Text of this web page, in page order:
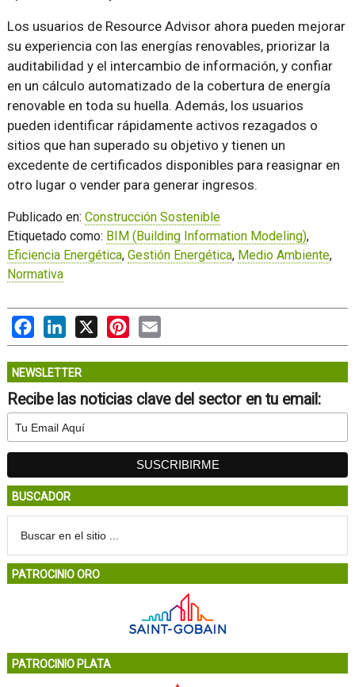
Los usuarios de Resource Advisor ahora pueden mejorar
su experiencia con las energías renovables, priorizar la
auditabilidad y el intercambio de información, y confiar
en un cálculo automatizado de la cobertura de energía
renovable en toda su huella. Además, los usuarios
pueden identificar rápidamente activos rezagados o
sitios que han superado su objetivo y tienen un
excedente de certificados disponibles para reasignar en
otro lugar o vender para generar ingresos.
Publicado en: Construcción Sostenible
Etiquetado como: BIM (Building Information Modeling),
Eficiencia Energética, Gestión Energética, Medio Ambiente,
Normativa
FacebookLinkedIn
X PinterestEmail
NEWSLETTER
Recibe las noticias clave del sector en tu email:
BUSCADOR
PATROCINIO ORO
PATROCINIO PLATA